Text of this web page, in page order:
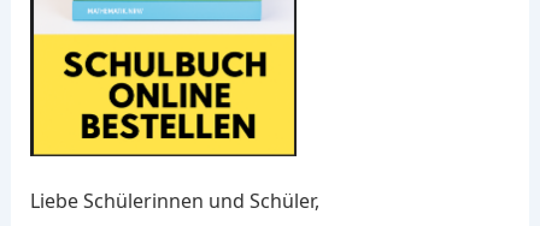
Liebe Schülerinnen und Schüler,